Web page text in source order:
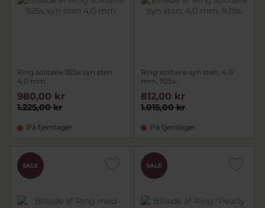
Ring solitaire 925s syn sten
4,0 mm
1.225,00 kr
980,00 kr
På fjernlager
Ring solitaire syn sten, 4,0
mm. 925s.
1.015,00 kr
812,00 kr
På fjernlager
SALE SALE